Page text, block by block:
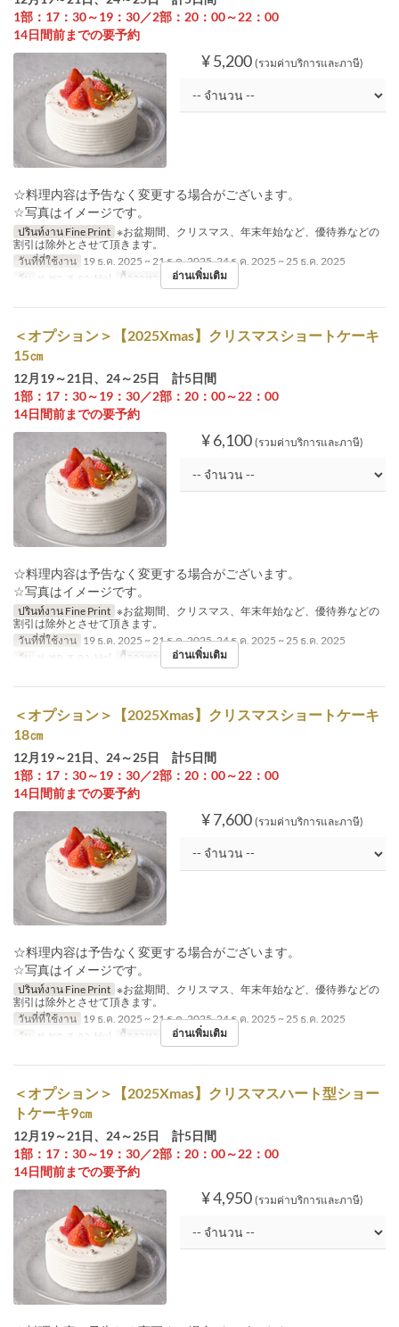
1部：17：30～19：30／2部：20：00～22：00
14日間前までの要予約
¥ 5,200 (รวมค่าบริการและภาษี)
☆料理内容は予告なく変更する場合がございます。
☆写真はイメージです。
ปรินท์งาน Fine Print ※お盆期間、クリスマス、年末年始など、優待券などの
割引は除外とさせて頂きます。
วันที่ที่ใช้งาน 19 ธ.ค. 2025 ~ 21 ธ.ค. 2025, 24 ธ.ค. 2025 ~ 25 ธ.ค. 2025
วัน
พ, พฤ, ส, อา, Hol มื้ออาหาร อาหารกลางวัน
อ่านเพิ่มเติม
＜オプション＞【2025Xmas】クリスマスショートケーキ
15㎝
12月19～21日、24～25日 計5日間
1部：17：30～19：30／2部：20：00～22：00
14日間前までの要予約
¥ 6,100 (รวมค่าบริการและภาษี)
☆料理内容は予告なく変更する場合がございます。
☆写真はイメージです。
ปรินท์งาน Fine Print ※お盆期間、クリスマス、年末年始など、優待券などの
割引は除外とさせて頂きます。
วันที่ที่ใช้งาน 19 ธ.ค. 2025 ~ 21 ธ.ค. 2025, 24 ธ.ค. 2025 ~ 25 ธ.ค. 2025
วัน
พ, พฤ, ส, อา, Hol มื้ออาหาร อาหารกลางวัน
อ่านเพิ่มเติม
＜オプション＞【2025Xmas】クリスマスショートケーキ
18㎝
12月19～21日、24～25日 計5日間
1部：17：30～19：30／2部：20：00～22：00
14日間前までの要予約
¥ 7,600 (รวมค่าบริการและภาษี)
☆料理内容は予告なく変更する場合がございます。
☆写真はイメージです。
ปรินท์งาน Fine Print ※お盆期間、クリスマス、年末年始など、優待券などの
割引は除外とさせて頂きます。
วันที่ที่ใช้งาน 19 ธ.ค. 2025 ~ 21 ธ.ค. 2025, 24 ธ.ค. 2025 ~ 25 ธ.ค. 2025
วัน
พ, พฤ, ส, อา, Hol มื้ออาหาร อาหารกลางวัน
อ่านเพิ่มเติม
＜オプション＞【2025Xmas】クリスマスハート型ショー
トケーキ9㎝
12月19～21日、24～25日 計5日間
1部：17：30～19：30／2部：20：00～22：00
14日間前までの要予約
¥ 4,950 (รวมค่าบริการและภาษี)